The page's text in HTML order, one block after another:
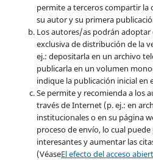
permite a terceros compartir la
su autor y su primera
Los autores/as podrán
exclusiva de distribución de la
ej.: depositarla en un archivo
publicarla en un volumen
indique la publicación inicial en
Se permite y recomienda a los
través de Internet (p. ej.: en
institucionales o en su página
proceso de envío, lo cual
interesantes y aumentar las
(VéaseEl efecto del acceso